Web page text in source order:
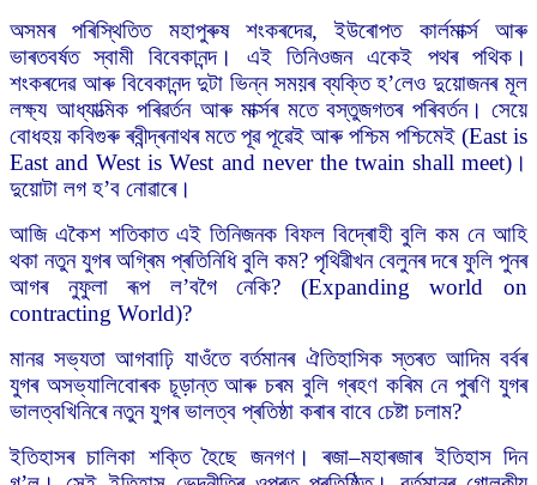
অসমৰ পৰিস্থিতিত মহাপুৰুষ শংকৰদেৱ, ইউৰোপত কাৰ্লমাৰ্ক্স আৰু
ভাৰতবৰ্ষত স্বামী বিবেকানন্দ। এই তিনিওজন একেই পথৰ পথিক।
শংকৰদেৱ আৰু বিবেকানন্দ দুটা ভিন্ন সময়ৰ ব্যক্তি হ’লেও দুয়োজনৰ মূল
লক্ষ্য আধ্যাত্মিক পৰিৱৰ্তন আৰু মাৰ্ক্সৰ মতে বস্তুজগতৰ পৰিবৰ্তন। সেয়ে
বোধহয় কবিগুৰু ৰবীন্দ্ৰনাথৰ মতে পূৱ পূৱেই আৰু পশ্চিম পশ্চিমেই (East is
East and West is West and never the twain shall meet)।
দুয়োটা লগ হ’ব নোৱাৰে।
আজি একৈশ শতিকাত এই তিনিজনক বিফল বিদ্ৰোহী বুলি কম নে আহি
থকা নতুন যুগৰ অগ্ৰিম প্ৰতিনিধি বুলি কম? পৃথিৱীখন বেলুনৰ দৰে ফুলি পুনৰ
আগৰ নুফুলা ৰূপ ল’বগৈ নেকি? (Expanding world on
contracting World)?
মানৱ সভ্যতা আগবাঢ়ি যাওঁতে বৰ্তমানৰ ঐতিহাসিক স্তৰত আদিম বৰ্বৰ
যুগৰ অসভ্যালিবোৰক চূড়ান্ত আৰু চৰম বুলি গ্ৰহণ কৰিম নে পুৰণি যুগৰ
ভালত্বখিনিৰে নতুন যুগৰ ভালত্ব প্ৰতিষ্ঠা কৰাৰ বাবে চেষ্টা চলাম?
ইতিহাসৰ চালিকা শক্তি হৈছে জনগণ। ৰজা–মহাৰজাৰ ইতিহাস দিন